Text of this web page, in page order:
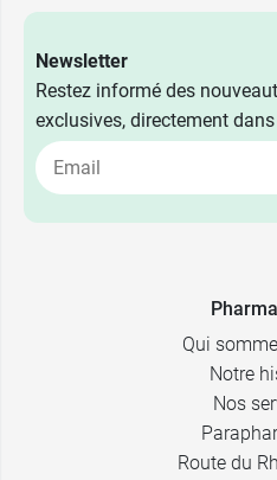
Newsletter
Restez informé des
exclusives, directement
Qui
Notre
Nos
Route du